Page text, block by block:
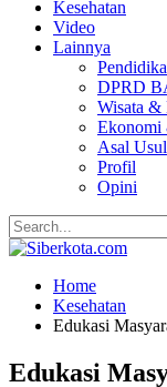
Kesehatan
Video
Lainnya
DPRD
Wisata
Ekonomi
Asal Usul
Profil
Opini
Home
Kesehatan
Edukasi
Edukasi